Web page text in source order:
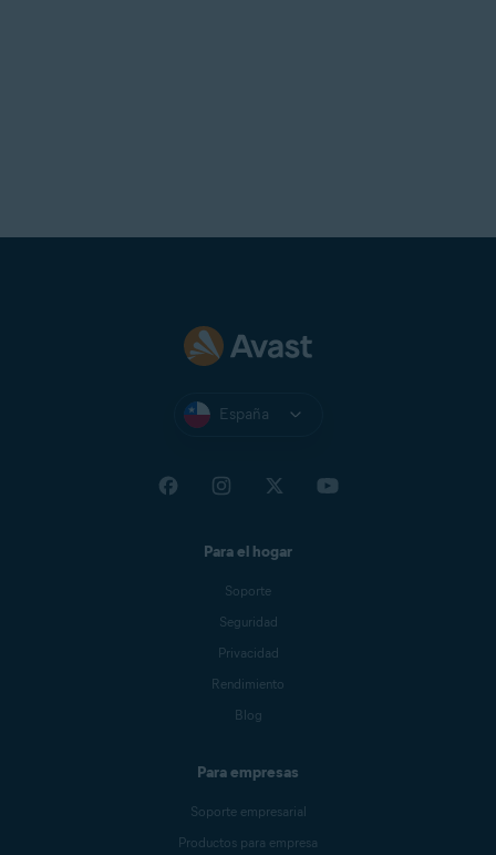
España
Para el hogar
Soporte
Seguridad
Privacidad
Rendimiento
Blog
Para empresas
Soporte empresarial
Productos para empresa